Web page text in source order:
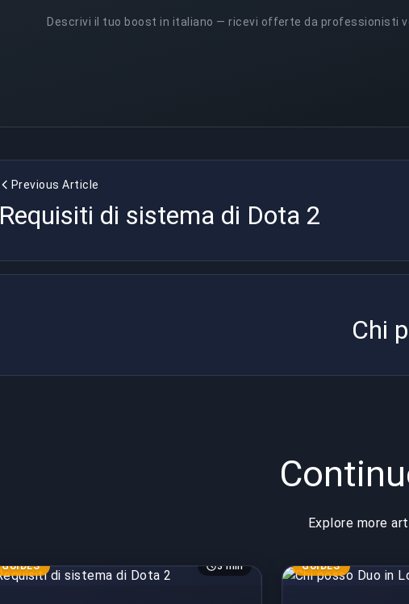
Descrivi il tuo boost in italiano — ricevi offerte da professionisti
Previous Article
Requisiti di sistema di Dota 2
Chi
Explore more
GUIDES 3 min GUIDES